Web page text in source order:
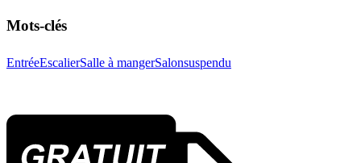
Mots-clés
EntréeEscalierSalle à mangerSalonsuspendu